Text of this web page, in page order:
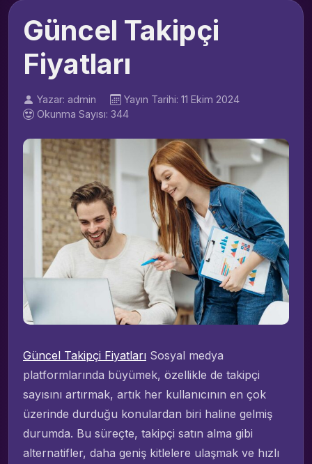
Güncel Takipçi
Fiyatları
Yazar: admin
Yayın Tarihi: 11 Ekim 2024
Okunma Sayısı: 344
Güncel Takipçi Fiyatları Sosyal medya
platformlarında büyümek, özellikle de takipçi
sayısını artırmak, artık her kullanıcının en çok
üzerinde durduğu konulardan biri haline gelmiş
durumda. Bu süreçte, takipçi satın alma gibi
alternatifler, daha geniş kitlelere ulaşmak ve hızlı